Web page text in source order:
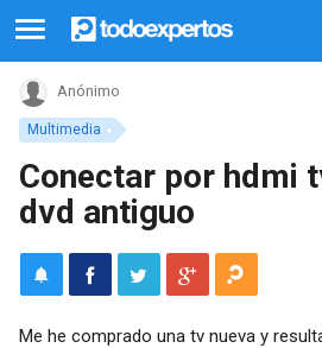
Multimedia
Anónimo
Conectar por hdmi
dvd antiguo
Me he comprado una tv nueva y